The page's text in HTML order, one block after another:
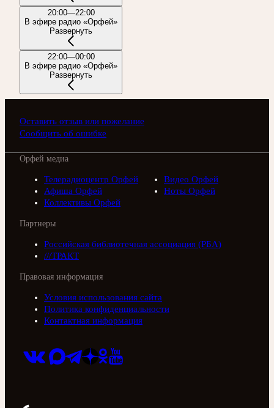
20:00—22:00
В эфире радио «Орфей»
Развернуть
22:00—00:00
В эфире радио «Орфей»
Развернуть
Оставить отзыв или пожелание
Сообщить об ошибке
Орфей медиа
Телерадиоцентр Орфей
Видео Орфей
Афиша Орфей
Ноты Орфей
Коллективы Орфей
Партнеры
Российская библиотечная ассоциация (РБА)
///ТРАКТ
Правовая информация
Условия использования сайта
Политика конфиденциальности
Контактная информация